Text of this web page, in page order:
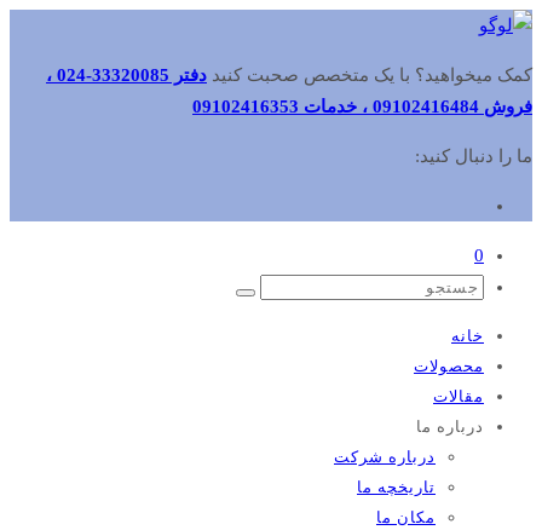
کمک میخواهید؟ با یک متخصص صحبت کنید
دفتر 33320085-024 ،
فروش 09102416484 ، خدمات 09102416353
ما را دنبال کنید:
0
خانه
محصولات
مقالات
درباره ما
درباره شرکت
تاریخچه ما
مکان ما